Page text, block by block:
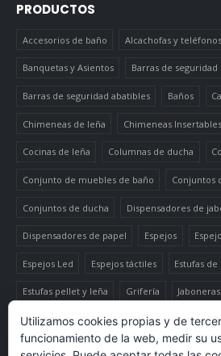
PRODUCTOS
Accesorios de baño Alcachofas y teléfonos
Banquetas y Asientos Barras de seguridad
Barras de seguridad abatibles Baños
Chimeneas de leña Chimeneas
Cocinas de leña Columnas de ducha
Conjunto de muebles de baño Conjuntos
Conjuntos de ducha Dispensadores de
Dispensadores de papel Espejos
Espejos Led Espejos táctiles Estufas
Estufas pellet y leña Grifería Jaboneras
Luminaria Mueble auxiliar alto
Termo-productos de leña
Utilizamos cookies propias y de
funcionamiento de la web, medir su